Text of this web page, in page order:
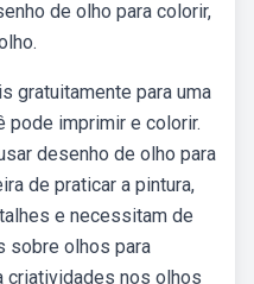
de olho para colorir,
gratuitamente para uma
pode imprimir e colorir.
desenho de olho para
de praticar a pintura,
e necessitam de
sobre olhos para
criatividades nos olhos